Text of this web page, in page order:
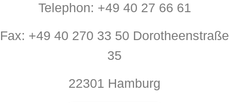
Telephon: +49 40 27 66 61
Fax: +49 40 270 33 50 Dorotheenstraße
35
22301 Hamburg